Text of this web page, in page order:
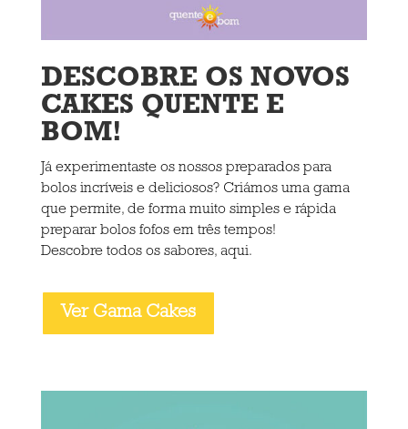
DESCOBRE OS NOVOS
CAKES QUENTE E
BOM!
Já experimentaste os nossos preparados para
bolos incríveis e deliciosos? Criámos uma gama
que permite, de forma muito simples e rápida
preparar bolos fofos em três tempos!
Descobre todos os sabores, aqui.
Ver Gama Cakes